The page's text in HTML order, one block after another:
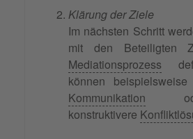
Klärung der Ziele
Im nächsten Schritt
mit den Beteiligten
Mediationsprozess
können
Kommunikation
konstruktivere